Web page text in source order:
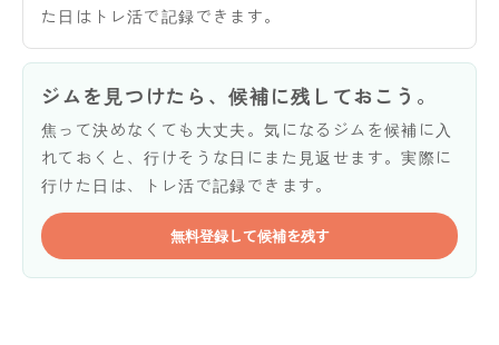
た日はトレ活で記録できます。
ジムを見つけたら、候補に残しておこう。
焦って決めなくても大丈夫。気になるジムを候補に入
れておくと、行けそうな日にまた見返せます。実際に
行けた日は、トレ活で記録できます。
無料登録して候補を残す